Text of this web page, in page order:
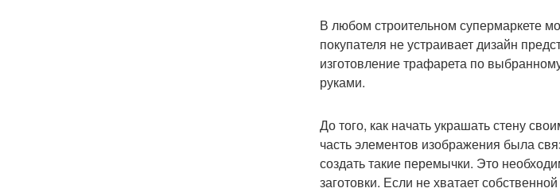
В любом строительном супермаркете
покупателя не устраивает дизайн
изготовление трафарета по
руками.
До того, как начать украшать стену
часть элементов изображения была
создать такие перемычки. Это
заготовки. Если не хватает